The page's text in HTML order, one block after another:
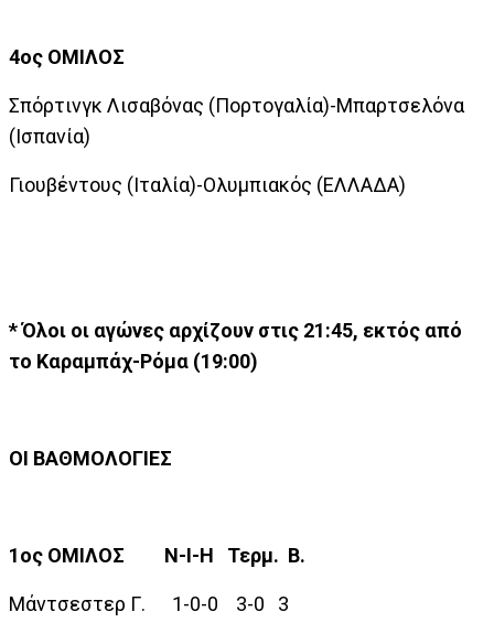
4ος ΟΜΙΛΟΣ
Σπόρτινγκ Λισαβόνας (Πορτογαλία)-Μπαρτσελόνα
(Ισπανία)
Γιουβέντους (Ιταλία)-Ολυμπιακός (ΕΛΛΑΔΑ)
* Όλοι οι αγώνες αρχίζουν στις 21:45, εκτός από
το Καραμπάχ-Ρόμα (19:00)
ΟΙ ΒΑΘΜΟΛΟΓΙΕΣ
1ος ΟΜΙΛΟΣ Ν-Ι-Η Τερμ. Β.
Μάντσεστερ Γ. 1-0-0 3-0 3